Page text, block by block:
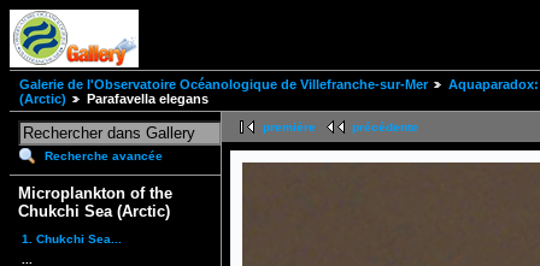
Galerie de l'Observatoire Océanologique de Villefranche-sur-Mer
(Arctic)
Parafavella elegans
Recherche avancée
Microplankton of the
Chukchi Sea (Arctic)
1. Chukchi Sea...
première précédente